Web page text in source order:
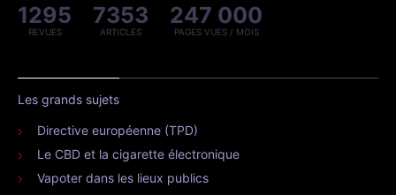
1295
REVUES
7353
ARTICLES
247 000
PAGES VUES / MOIS
Les grands sujets
Directive européenne (TPD)
Le CBD et la cigarette électronique
Vapoter dans les lieux publics